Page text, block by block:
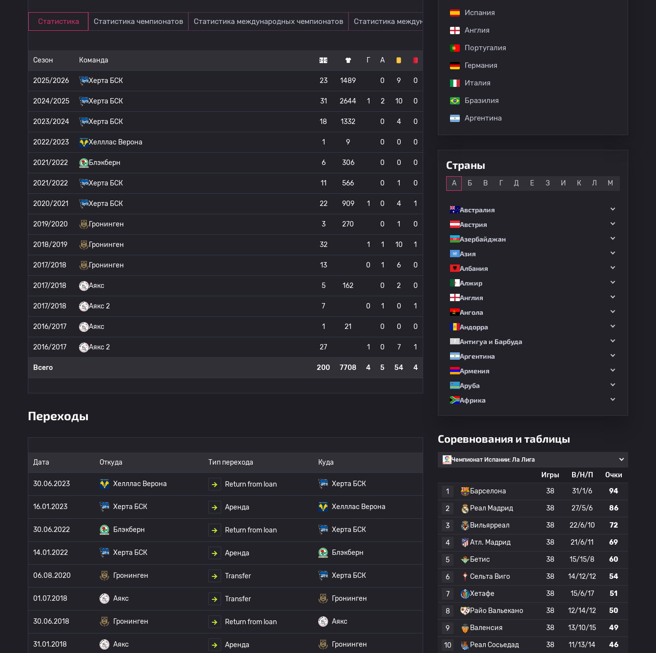
Статистика Статистика чемпионатов Статистика международных чемпионатов Статистика международных матчей
Сезон Команда Г А
2025/2026 Херта БСК 23 1489 0 9 0
2024/2025 Херта БСК 31 2644 1 2 10 0
2023/2024 Херта БСК 18 1332 0 4 0
2022/2023 Хелллас Верона 1 9 0 0 0
2021/2022 Блэкберн 6 306 0 0 0
2021/2022 Херта БСК 11 566 0 1 0
2020/2021 Херта БСК 22 909 1 0 4 1
2019/2020 Гронинген 3 270 0 1 0
2018/2019 Гронинген 32 1 1 10 1
2017/2018 Гронинген 13 0 1 6 0
2017/2018 Аякс 5 162 0 2 0
2017/2018 Аякс 2 7 0 1 0 1
2016/2017 Аякс 1 21 0 0 0
2016/2017 Аякс 2 27 1 0 7 1
Всего 200 7708 4 5 54 4
Переходы
Дата Откуда Тип перехода Куда
30.06.2023 Хелллас Верона Return from loan Херта БСК
16.01.2023 Херта БСК Аренда Хелллас Верона
30.06.2022 Блэкберн Return from loan Херта БСК
14.01.2022 Херта БСК Аренда Блэкберн
06.08.2020 Гронинген Transfer Херта БСК
01.07.2018 Аякс Transfer Гронинген
30.06.2018 Гронинген Return from loan Аякс
31.01.2018 Аякс Аренда Гронинген
Испания
Англия
Португалия
Германия
Италия
Бразилия
Аргентина
Страны
А Б В Г Д Е З И К Л М
Австралия
Австрия
Азербайджан
Азия
Албания
Алжир
Англия
Ангола
Андорра
Антигуа и Барбуда
Аргентина
Армения
Аруба
Африка
Соревнования и таблицы
Чемпионат Испании: Ла Лига
Игры В/Н/П
Очки
1
Барселона 38 31/1/6 94
2 Реал Мадрид 38 27/5/6 86
3 Вильярреал 38 22/6/10 72
4 Атл. Мадрид 38 21/6/11 69
5 Бетис 38 15/15/8 60
6 Сельта Виго 38 14/12/12 54
7 Хетафе 38 15/6/17 51
8 Райо Вальекано 38 12/14/12 50
9 Валенсия 38 13/10/15 49
10 Реал Сосьедад 38 11/13/14 46